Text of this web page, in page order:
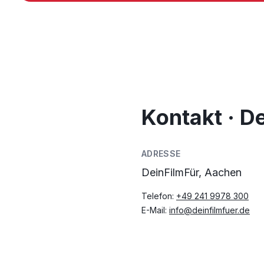
Kontakt ·
ADRESSE
DeinFilmFür, Aachen
Telefon: +49 241 9978 300
E-Mail: info@deinfilmfuer.de